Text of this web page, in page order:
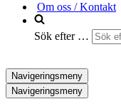
Om oss / Kontakt
Sök efter …
Navigeringsmeny
Navigeringsmeny